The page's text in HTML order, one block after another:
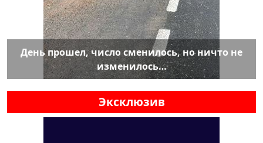
День прошел, число сменилось, но ничто не
изменилось…
Эксклюзив